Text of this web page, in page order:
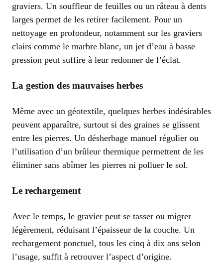
graviers. Un souffleur de feuilles ou un râteau à dents
larges permet de les retirer facilement. Pour un
nettoyage en profondeur, notamment sur les graviers
clairs comme le marbre blanc, un jet d’eau à basse
pression peut suffire à leur redonner de l’éclat.
La gestion des mauvaises herbes
Même avec un géotextile, quelques herbes indésirables
peuvent apparaître, surtout si des graines se glissent
entre les pierres. Un désherbage manuel régulier ou
l’utilisation d’un brûleur thermique permettent de les
éliminer sans abîmer les pierres ni polluer le sol.
Le rechargement
Avec le temps, le gravier peut se tasser ou migrer
légèrement, réduisant l’épaisseur de la couche. Un
rechargement ponctuel, tous les cinq à dix ans selon
l’usage, suffit à retrouver l’aspect d’origine.